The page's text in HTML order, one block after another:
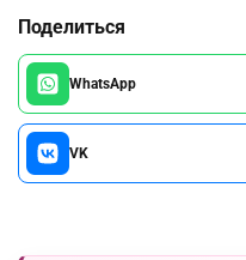
Поделиться
WhatsApp
VK